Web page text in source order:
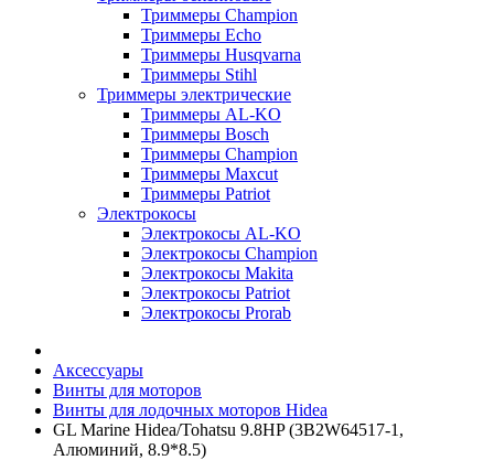
Триммеры Champion
Триммеры Echo
Триммеры Husqvarna
Триммеры Stihl
Триммеры электрические
Триммеры AL-KO
Триммеры Bosch
Триммеры Champion
Триммеры Maxcut
Триммеры Patriot
Электрокосы
Электрокосы AL-KO
Электрокосы Champion
Электрокосы Makita
Электрокосы Patriot
Электрокосы Prorab
Аксессуары
Винты для моторов
Винты для лодочных моторов Hidea
GL Marine Hidea/Tohatsu 9.8HP (3B2W64517-1,
Алюминий, 8.9*8.5)